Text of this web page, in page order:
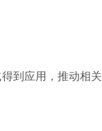
到应用，推动相